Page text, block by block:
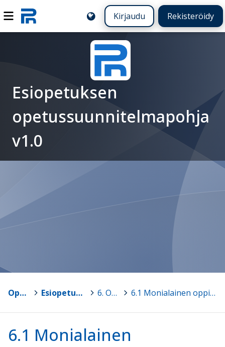
Kirjaudu Rekisteröidy
Esiopetuksen
opetussuunnitelmapohja
v1.0
Opetussuunnitelmat Esiopetuksen opetussuunnitelmapohja v1.0 > 6. Oppilashuolto > 6.1 Monialainen oppilashuollon yhteistyö
6.1 Monialainen